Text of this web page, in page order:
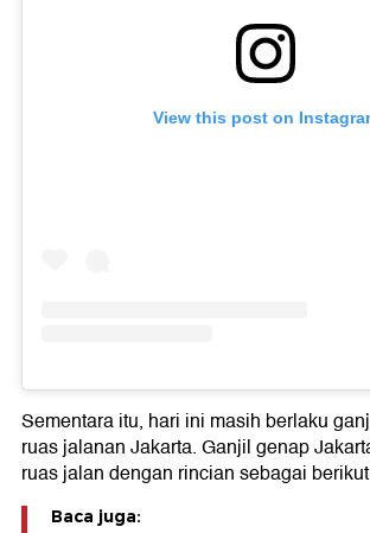
View this post on
Sementara itu, hari ini masih berlaku
ruas jalanan Jakarta. Ganjil genap
ruas jalan dengan rincian sebagai
Baca juga: